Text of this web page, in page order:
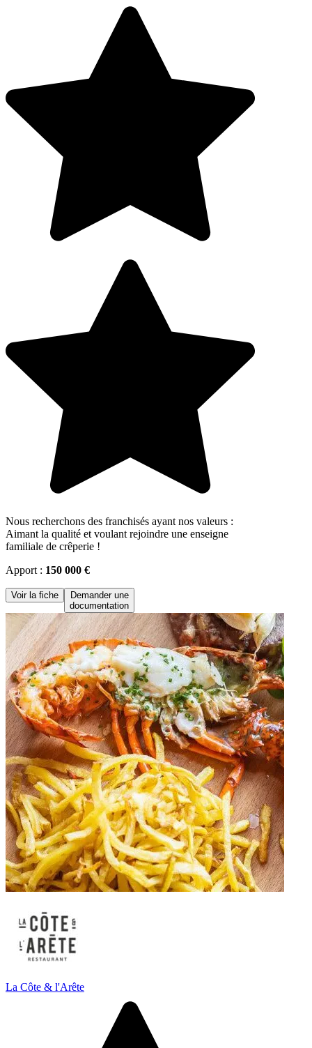
Nous recherchons des franchisés ayant nos valeurs :
Aimant la qualité et voulant rejoindre une enseigne
familiale de crêperie !
Apport : 150 000 €
Voir la fiche
Demander une
documentation
La Côte & l'Arête